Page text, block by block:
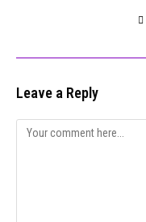
Leave a Reply